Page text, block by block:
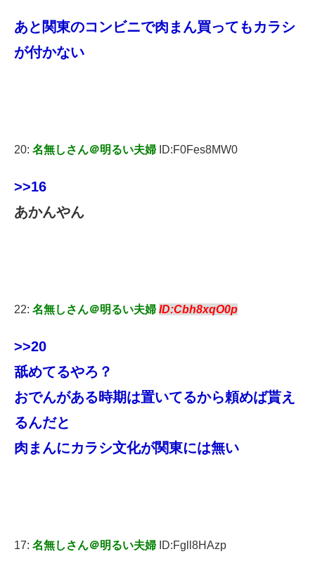
あと関東のコンビニで肉まん買ってもカラシ
が付かない
20: 名無しさん＠明るい夫婦 ID:F0Fes8MW0
>>16
あかんやん
22: 名無しさん＠明るい夫婦 ID:Cbh8xqO0p
>>20
舐めてるやろ？
おでんがある時期は置いてるから頼めば貰え
るんだと
肉まんにカラシ文化が関東には無い
17: 名無しさん＠明るい夫婦 ID:Fgll8HAzp